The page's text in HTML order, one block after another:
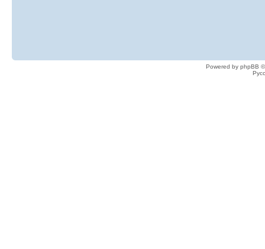
Powered by phpBB